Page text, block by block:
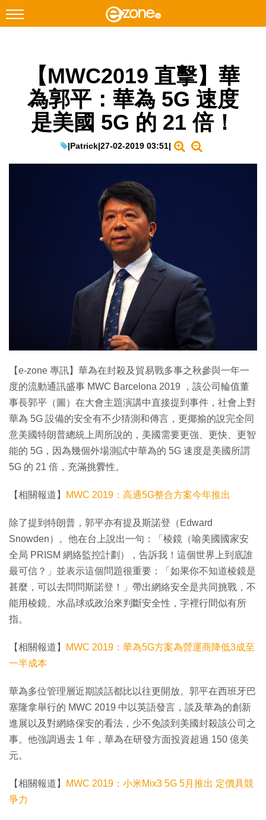
Facebook Instagram
科技焦點
網絡生活
教學評測
Enterprise Digital Transformation
【MWC2019 直擊】華
為郭平：華為 5G 速度
是美國 5G 的 21 倍！
|Patrick|27-02-2019 03:51|
【e-zone 專訊】華為在封殺及貿易戰多事之秋參與一年一
度的流動通訊盛事 MWC Barcelona 2019 ，該公司輪值董
事長郭平（圖）在大會主題演講中直接提到事件，社會上對
華為 5G 設備的安全有不少猜測和傳言，更揶揄的說完全同
意美國特朗普總統上周所說的，美國需要更強、更快、更智
能的 5G，因為幾個外場測試中華為的 5G 速度是美國所謂
5G 的 21 倍，充滿挑釁性。
【相關報道】 MWC 2019：高通5G整合方案今年推出
除了提到特朗普，郭平亦有提及斯諾登（Edward
Snowden）。他在台上說出一句：「棱鏡（喻美國國家安
全局 PRISM 網絡監控計劃），告訴我！這個世界上到底誰
最可信？」並表示這個問題很重要：「如果你不知道棱鏡是
甚麼，可以去問問斯諾登！」帶出網絡安全是共同挑戰，不
能用棱鏡、水晶球或政治來判斷安全性，字裡行間似有所
指。
【相關報道】
MWC 2019：華為5G方案為營運商降低3成至
一半成本
華為多位管理層近期談話都比以往更開放。郭平在西班牙巴
塞隆拿舉行的 MWC 2019 中以英語發言，談及華為的創新
進展以及對網絡保安的看法，少不免談到美國封殺該公司之
事。他強調過去 1 年，華為在研發方面投資超過 150 億美
元。
【相關報道】
MWC 2019：小米Mix3 5G 5月推出 定價具競
爭力